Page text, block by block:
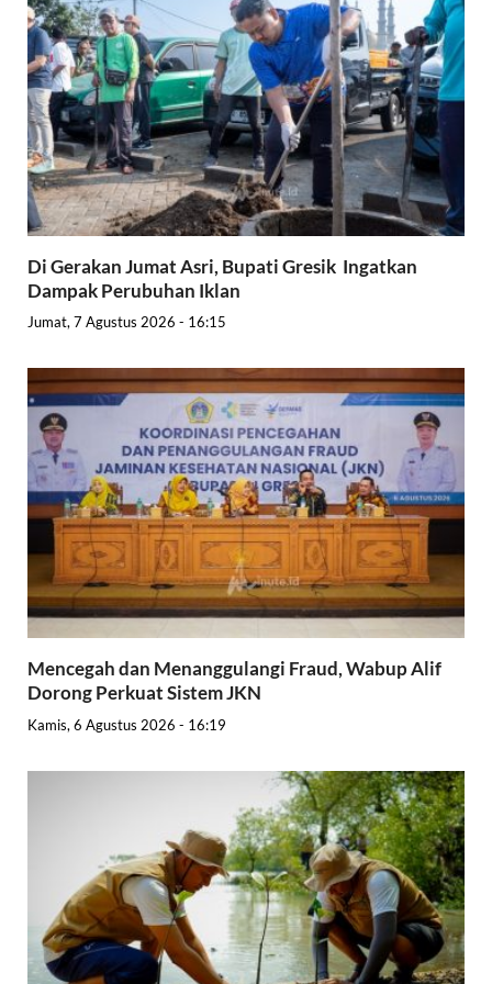
Di Gerakan Jumat Asri, Bupati Gresik Ingatkan
Dampak Perubuhan Iklan
Jumat, 7 Agustus 2026 - 16:15
Mencegah dan Menanggulangi Fraud, Wabup Alif
Dorong Perkuat Sistem JKN
Kamis, 6 Agustus 2026 - 16:19